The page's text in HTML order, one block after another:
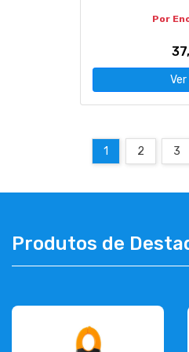
Por
1 2 3
Produtos de